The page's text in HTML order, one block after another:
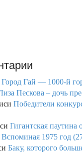
Город Гай — 1000-й
Пескова – дочь
Победители
Гигантская паутина
Вспоминая 1975 год
Баку, которого